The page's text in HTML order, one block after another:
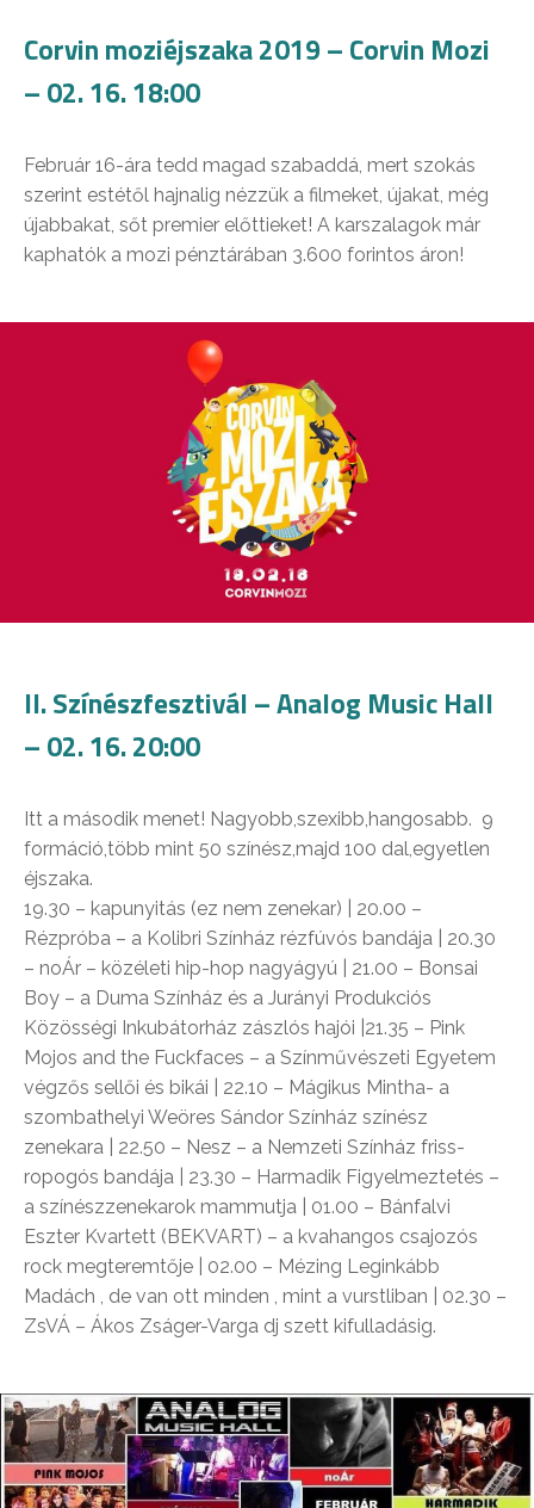
Corvin moziéjszaka 2019 – Corvin Mozi
– 02. 16. 18:00
Február 16-ára tedd magad szabaddá, mert szokás
szerint estétől hajnalig nézzük a filmeket, újakat, még
újabbakat, sőt premier előttieket! A karszalagok már
kaphatók a mozi pénztárában 3.600 forintos áron!
II. Színészfesztivál – Analog Music Hall
– 02. 16. 20:00
Itt a második menet! Nagyobb,szexibb,hangosabb. 9
formáció,több mint 50 színész,majd 100 dal,egyetlen
éjszaka.
19.30 – kapunyitás (ez nem zenekar) | 20.00 –
Rézpróba – a Kolibri Színház rézfúvós bandája | 20.30
– noÁr – közéleti hip-hop nagyágyú | 21.00 – Bonsai
Boy – a Duma Színház és a Jurányi Produkciós
Közösségi Inkubátorház zászlós hajói |21.35 – Pink
Mojos and the Fuckfaces – a Színművészeti Egyetem
végzős sellői és bikái | 22.10 – Mágikus Mintha- a
szombathelyi Weöres Sándor Színház színész
zenekara | 22.50 – Nesz – a Nemzeti Színház friss-
ropogós bandája | 23.30 – Harmadik Figyelmeztetés –
a színészzenekarok mammutja | 01.00 – Bánfalvi
Eszter Kvartett (BEKVART) – a kvahangos csajozós
rock megteremtője | 02.00 – Mézing Leginkább
Madách , de van ott minden , mint a vurstliban | 02.30 –
ZsVÁ – Ákos Zságer-Varga dj szett kifulladásig.